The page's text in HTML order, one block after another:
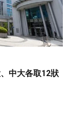
中大各取12狀